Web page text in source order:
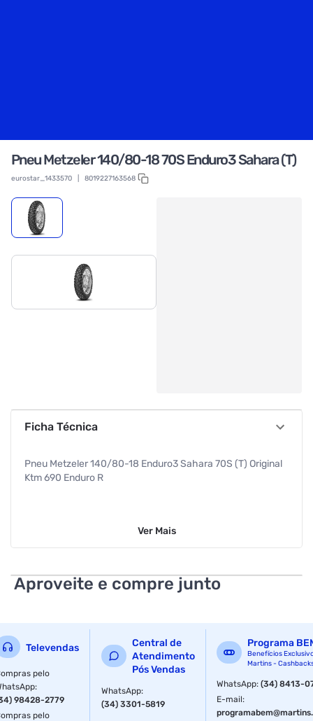
Pneu Metzeler 140/80-18 70S Enduro3 Sahara (T)
eurostar_1433570 8019227163568
Ficha Técnica
Pneu Metzeler 140/80-18 Enduro3 Sahara 70S (T) Original
Ktm 690 Enduro R
Ver Mais
Aproveite e compre junto
Televendas
pelo
:
98428-2779
pelo
Central de
Atendimento
Pós Vendas
WhatsApp:
(34) 3301-5819
Programa
Benefícios
Martins -
WhatsApp:(34) 8413-
E-mail: